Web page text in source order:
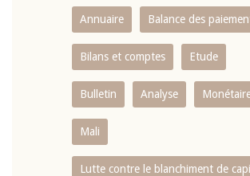
Annuaire Balance des
Bilans et comptes Etude
Bulletin Analyse
Mali
Lutte contre le blanchiment de